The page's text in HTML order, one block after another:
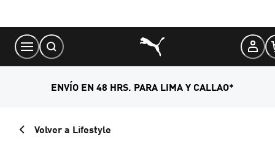
Content
ENVÍO EN 48 HRS. PARA LIMA Y CALLAO*
Volver a Lifestyle